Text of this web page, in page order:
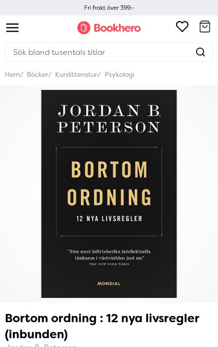
Fri frakt över 399:-
Hem Böcker Kurslitteratur Psykologi
Bortom ordning : 12 nya livsregler
(inbunden)